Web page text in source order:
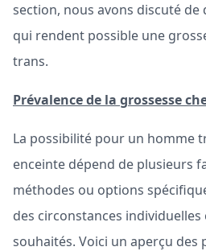
section, nous avons discuté
qui rendent possible une
trans.
Prévalence de la grossesse
La possibilité pour un homme
enceinte dépend de plusieurs
méthodes ou options
des circonstances
souhaités. Voici un aperçu des